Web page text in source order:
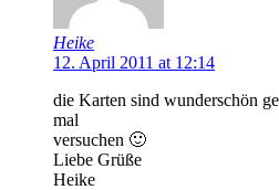
Heike
12. April 2011 at 12:14
die Karten sind wunderschön
mal
versuchen 🙂
Liebe Grüße
Heike